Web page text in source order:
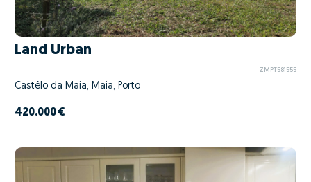
Land Urban
ZMPT581555
Castêlo da Maia, Maia, Porto
420.000 €